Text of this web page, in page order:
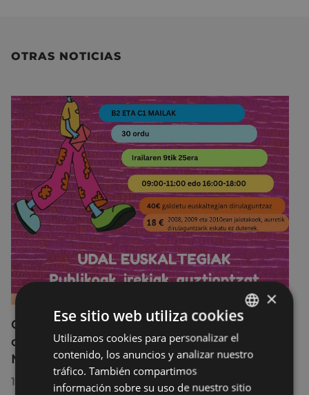
OTRAS NOTICIAS
Curso breve de preparación de exámenes
de los niveles B2 y C1 en el Euskaltegi
Municipal
13/07/2026
BASQUE
SPANISH
×
Ese sitio web utiliza cookies
Utilizamos cookies para personalizar el
contenido, los anuncios y analizar nuestro
tráfico. También compartimos
información sobre su uso de nuestro sitio